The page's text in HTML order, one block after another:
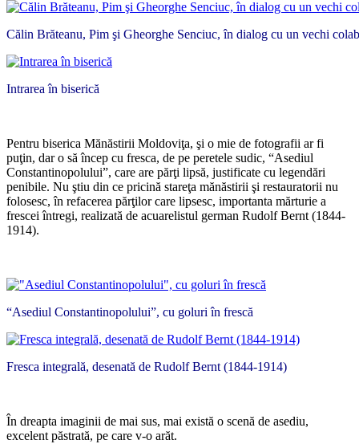
Călin Brăteanu, Pim şi Gheorghe Senciuc, în dialog cu un vechi
Intrarea în biserică
Pentru biserica Mănăstirii Moldoviţa, şi o mie de fotografii ar fi
puţin, dar o să încep cu fresca, de pe peretele sudic, “Asediul
Constantinopolului”, care are părţi lipsă, justificate cu legendări
penibile. Nu ştiu din ce pricină stareţa mănăstirii şi restauratorii nu
folosesc, în refacerea părţilor care lipsesc, importanta mărturie a
frescei întregi, realizată de acuarelistul german Rudolf Bernt (1844-
1914).
“Asediul Constantinopolului”, cu goluri în frescă
Fresca integrală, desenată de Rudolf Bernt (1844-1914)
În dreapta imaginii de mai sus, mai există o scenă de asediu,
excelent păstrată, pe care v-o arăt.